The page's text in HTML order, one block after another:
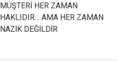
MÜŞTERİ HER ZAMAN
HAKLIDIR… AMA HER ZAMAN
NAZİK DEĞİLDİR